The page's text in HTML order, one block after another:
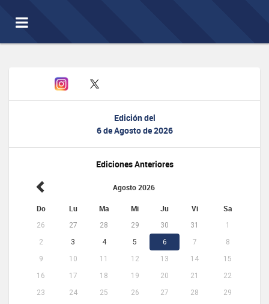
Toggle
navigation
Edición del
6 de Agosto de 2026
Ediciones Anteriores
Agosto 2026
Do Lu Ma Mi Ju Vi Sa
26 27 28 29 30 31
1
2
3 4 5 6 7
8
9
10 11 12 13 14
15
16
17 18 19 20 21
22
23
24 25 26 27 28
29